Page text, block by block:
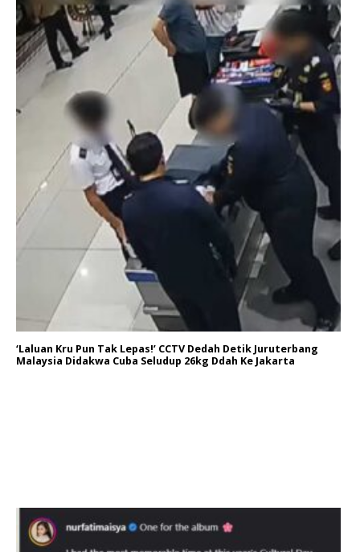
‘Laluan Kru Pun Tak Lepas!’ CCTV Dedah Detik Juruterbang
Malaysia Didakwa Cuba Seludup 26kg Ddah Ke Jakarta